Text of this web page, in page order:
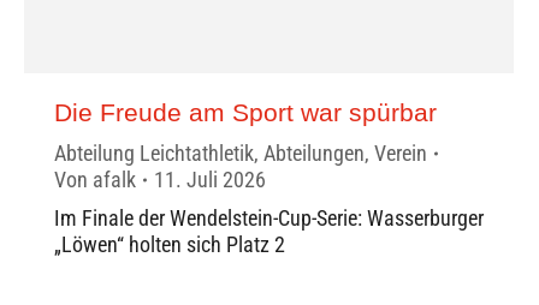
Die Freude am Sport war spürbar
Abteilung Leichtathletik, Abteilungen, Verein
Von afalk
11. Juli 2026
Im Finale der Wendelstein-Cup-Serie: Wasserburger
„Löwen“ holten sich Platz 2